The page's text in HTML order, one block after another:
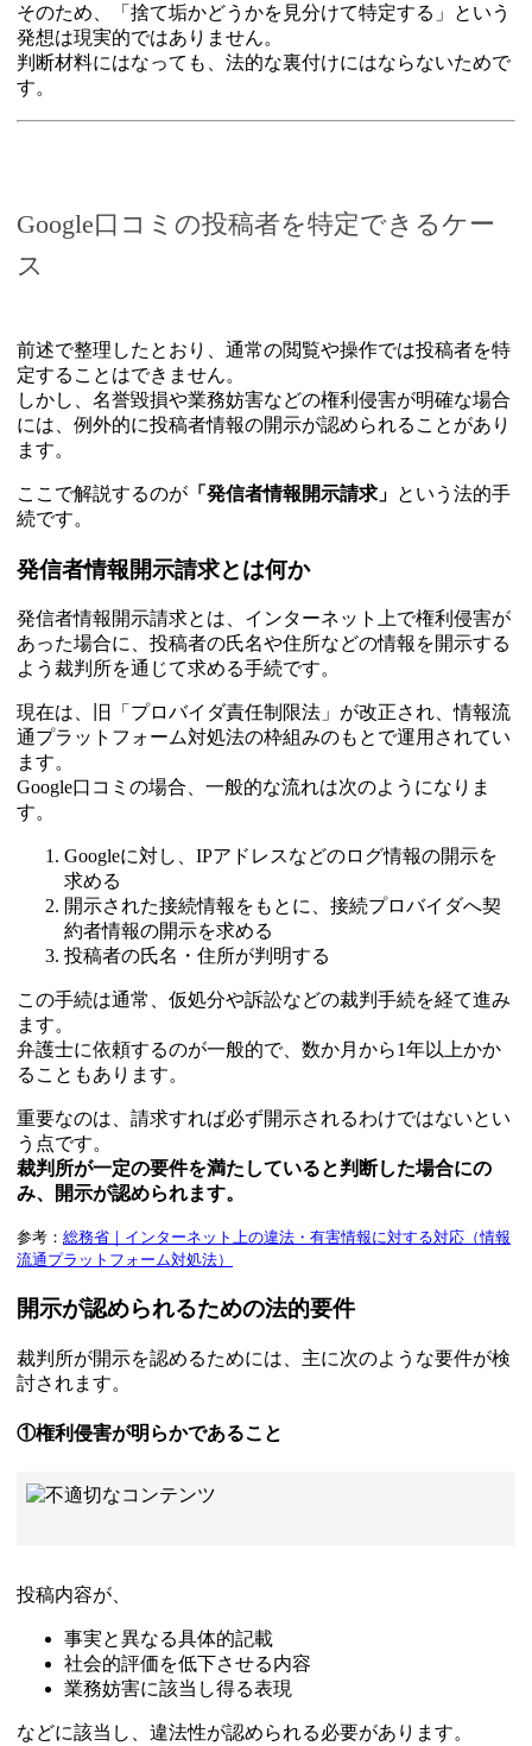
そのため、「捨て垢かどうかを見分けて特定する」という
発想は現実的ではありません。
判断材料にはなっても、法的な裏付けにはならないためで
す。
Google口コミの投稿者を特定できるケー
ス
前述で整理したとおり、通常の閲覧や操作では投稿者を特
定することはできません。
しかし、名誉毀損や業務妨害などの権利侵害が明確な場合
には、例外的に投稿者情報の開示が認められることがあり
ます。
ここで解説するのが 「発信者情報開示請求」 という法的手
続です。
発信者情報開示請求とは何か
発信者情報開示請求とは、インターネット上で権利侵害が
あった場合に、投稿者の氏名や住所などの情報を開示する
よう裁判所を通じて求める手続です。
現在は、旧「プロバイダ責任制限法」が改正され、情報流
通プラットフォーム対処法の枠組みのもとで運用されてい
ます。
Google口コミの場合、一般的な流れは次のようになりま
す。
Googleに対し、IPアドレスなどのログ情報の開示を
求める
開示された接続情報をもとに、接続プロバイダへ契
約者情報の開示を求める
投稿者の氏名・住所が判明する
この手続は通常、仮処分や訴訟などの裁判手続を経て進み
ます。
弁護士に依頼するのが一般的で、数か月から1年以上かか
ることもあります。
重要なのは、請求すれば必ず開示されるわけではないとい
う点です。
裁判所が一定の要件を満たしていると判断した場合にの
み、開示が認められます。
参考： 総務省｜インターネット上の違法・有害情報に対する対応（情報
流通プラットフォーム対処法）
開示が認められるための法的要件
裁判所が開示を認めるためには、主に次のような要件が検
討されます。
①権利侵害が明らかであること
投稿内容が、
事実と異なる具体的記載
社会的評価を低下させる内容
業務妨害に該当し得る表現
などに該当し、違法性が認められる必要があります。